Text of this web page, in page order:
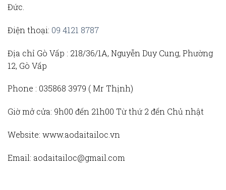
Đức.
Điện thoại: 09 4121 8787
Địa chỉ Gò Vấp : 218/36/1A, Nguyễn Duy Cung, Phường
12, Gò Vấp
Phone : 035868 3979 (Mr Thịnh)
Giờ mở cửa: 9h00 đến 21h00 Từ thứ 2 đến Chủ nhật
Website: www.aodaitailoc.vn
Email: aodaitailoc@gmail.com